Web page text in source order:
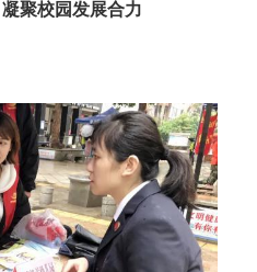
聚校园发展合力